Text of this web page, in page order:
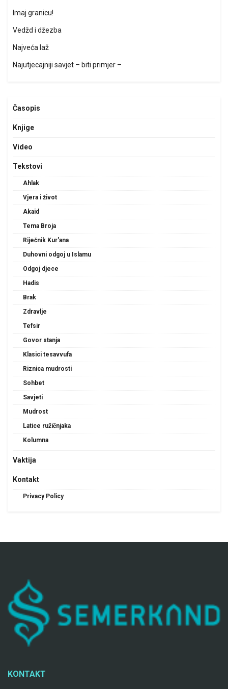
Imaj granicu!
Vedžd i džezba
Najveća laž
Najutjecajniji savjet – biti primjer –
Časopis
Knjige
Video
Tekstovi
Ahlak
Vjera i život
Akaid
Tema Broja
Riječnik Kur'ana
Duhovni odgoj u Islamu
Odgoj djece
Hadis
Brak
Zdravlje
Tefsir
Govor stanja
Klasici tesavvufa
Riznica mudrosti
Sohbet
Savjeti
Mudrost
Latice ružičnjaka
Kolumna
Vaktija
Kontakt
Privacy Policy
KONTAKT